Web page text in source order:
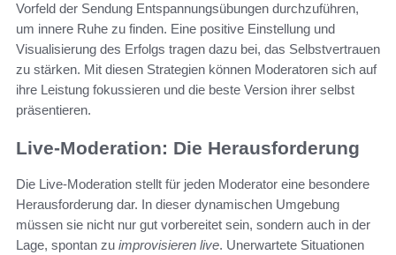
Vorfeld der Sendung Entspannungsübungen durchzuführen,
um innere Ruhe zu finden. Eine positive Einstellung und
Visualisierung des Erfolgs tragen dazu bei, das Selbstvertrauen
zu stärken. Mit diesen Strategien können Moderatoren sich auf
ihre Leistung fokussieren und die beste Version ihrer selbst
präsentieren.
Live-Moderation: Die Herausforderung
Die Live-Moderation stellt für jeden Moderator eine besondere
Herausforderung dar. In dieser dynamischen Umgebung
müssen sie nicht nur gut vorbereitet sein, sondern auch in der
Lage, spontan zu improvisieren live. Unerwartete Situationen